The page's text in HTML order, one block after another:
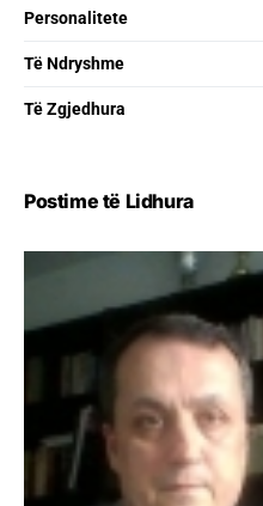
Personalitete
Të Ndryshme
Të Zgjedhura
Postime të Lidhura